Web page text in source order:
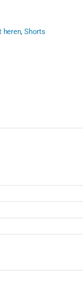
heren, Shorts